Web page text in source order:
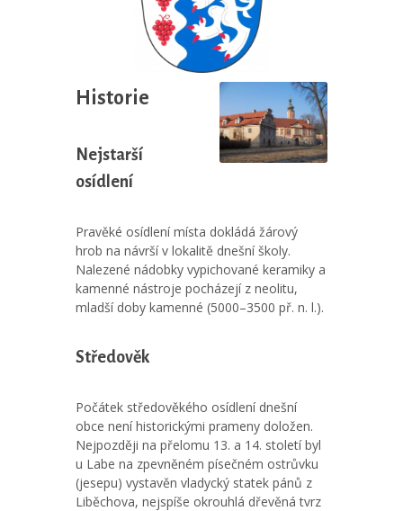
Historie
Nejstarší
osídlení
Pravěké osídlení místa dokládá žárový
hrob na návrší v lokalitě dnešní školy.
Nalezené nádobky vypichované keramiky a
kamenné nástroje pocházejí z neolitu,
mladší doby kamenné (5000–3500 př. n. l.).
Středověk
Počátek středověkého osídlení dnešní
obce není historickými prameny doložen.
Nejpozději na přelomu 13. a 14. století byl
u Labe na zpevněném písečném ostrůvku
(jesepu) vystavěn vladycký statek pánů z
Liběchova, nejspíše okrouhlá dřevěná tvrz